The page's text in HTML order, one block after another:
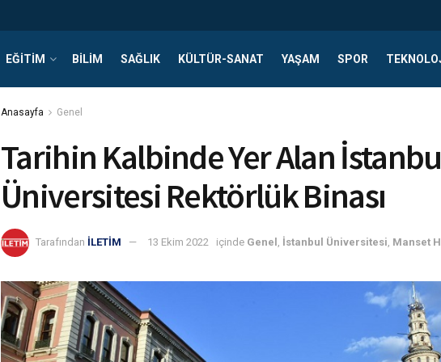
EĞITIM BILIM SAĞLIK KÜLTÜR-SANAT YAŞAM SPOR
Anasayfa Genel
Tarihin Kalbinde Yer Alan
Üniversitesi Rektörlük Binası
Tarafından İLETİM 13 Ekim 2022 içinde Genel İstanbul Üniversitesi Manset